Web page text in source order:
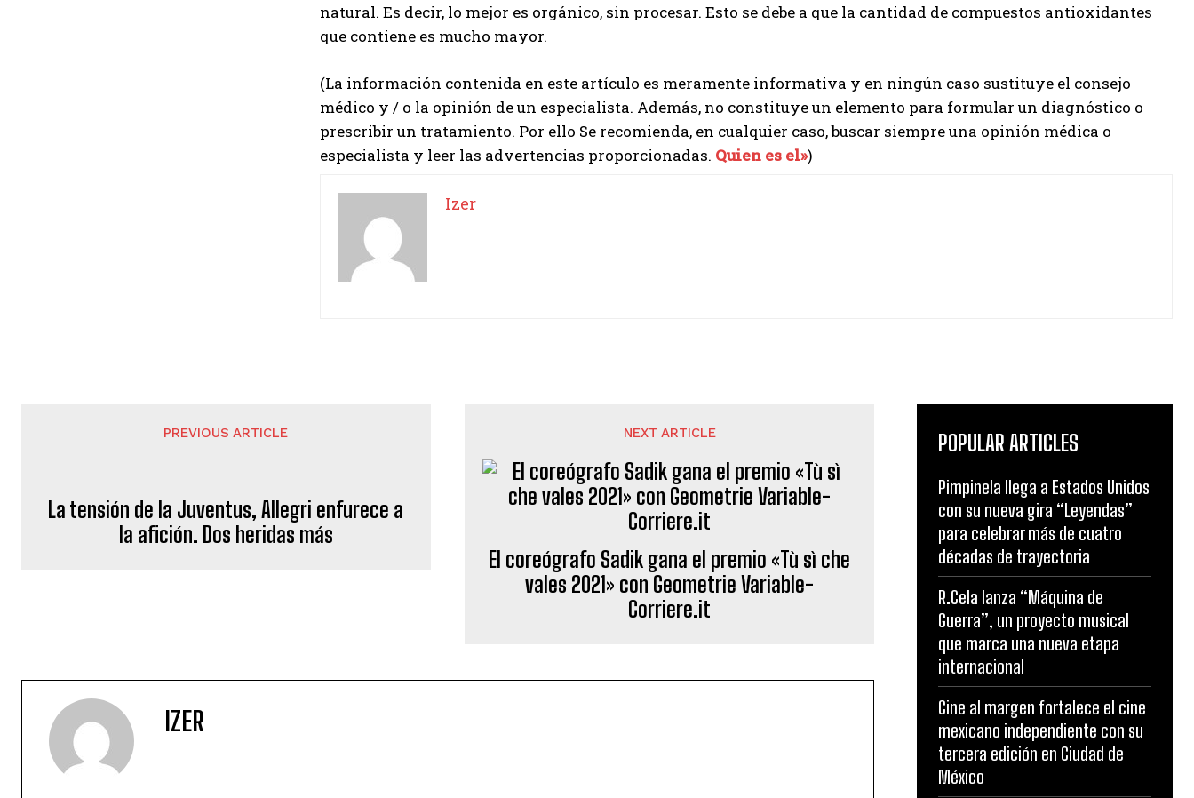
natural. Es decir, lo mejor es orgánico, sin procesar. Esto se debe a que la cantidad de compuestos antioxidantes
que contiene es mucho mayor.
(La información contenida en este artículo es meramente informativa y en ningún caso sustituye el consejo
médico y / o la opinión de un especialista. Además, no constituye un elemento para formular un diagnóstico o
prescribir un tratamiento. Por ello Se recomienda, en cualquier caso, buscar siempre una opinión médica o
especialista y leer las advertencias proporcionadas. Quien es el»)
Izer
PREVIOUS ARTICLE
La tensión de la Juventus, Allegri enfurece a
la afición. Dos heridas más
NEXT ARTICLE
El coreógrafo Sadik gana el premio «Tù sì che
vales 2021» con Geometrie Variable-
Corriere.it
IZER
POPULAR ARTICLES
Pimpinela llega a Estados Unidos
con su nueva gira “Leyendas”
para celebrar más de cuatro
décadas de trayectoria
R.Cela lanza “Máquina de
Guerra”, un proyecto musical
que marca una nueva etapa
internacional
Cine al margen fortalece el cine
mexicano independiente con su
tercera edición en Ciudad de
México